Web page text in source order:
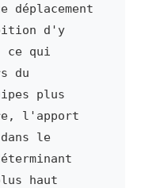
déplacement
d'y
ce qui
du
plus
l'apport
le
haut